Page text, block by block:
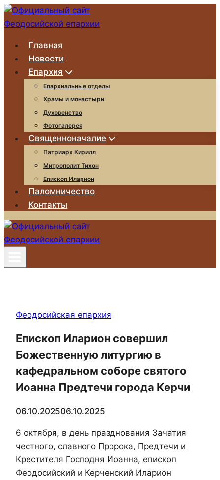
Перейти
к
Главная
Новости
Епархия
Епархиальные отделы
Храмы и монастыри
Духовенство
Фотогалерея
Священноначалие
Патриарх Кирилл
Митрополит Тихон
Епископ Иларион
Паломничество
Контакты
Феодосийская епархия
Епископ Иларион совершил
Божественную литургию в
кафедральном соборе святого
Иоанна Предтечи города Керчи
06.10.202506.10.2025
6 октября, в день празднования Зачатия
честного, славного Пророка, Предтечи и
Крестителя Господня Иоанна, епископ
Феодосийский и Керченский Иларион